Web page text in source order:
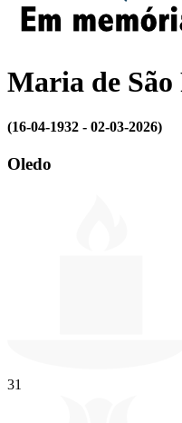
Maria de São
(16-04-1932 - 02-03-2026)
Oledo
31